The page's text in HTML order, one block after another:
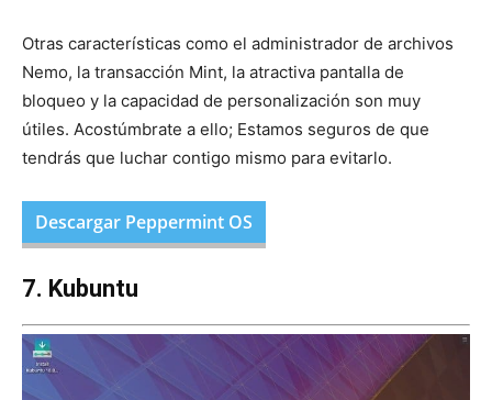
Otras características como el administrador de archivos
Nemo, la transacción Mint, la atractiva pantalla de
bloqueo y la capacidad de personalización son muy
útiles. Acostúmbrate a ello; Estamos seguros de que
tendrás que luchar contigo mismo para evitarlo.
Descargar Peppermint OS
7. Kubuntu